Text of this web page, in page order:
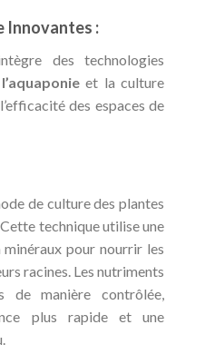
Innovantes :
des technologies
l’aquaponie et la culture
des espaces de
de culture des plantes
technique utilise une
pour nourrir les
racines. Les nutriments
de manière contrôlée,
plus rapide et une